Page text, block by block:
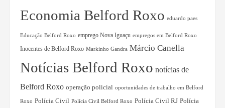
Economia Belford Roxo eduardo paes
Educação Belford Roxo emprego Nova Iguaçu empregos em Belford Roxo
Inocentes de Belford Roxo Markinho Gandra Márcio Canella
Notícias Belford Roxo notícias de
Belford Roxo operação policial oportunidades de trabalho em Belford
Roxo Polícia Civil Polícia Civil Belford Roxo Polícia Civil RJ Polícia